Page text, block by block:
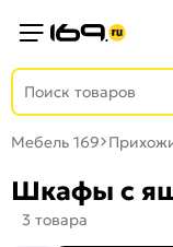
Мебель 169
Шкафы с
3 товара